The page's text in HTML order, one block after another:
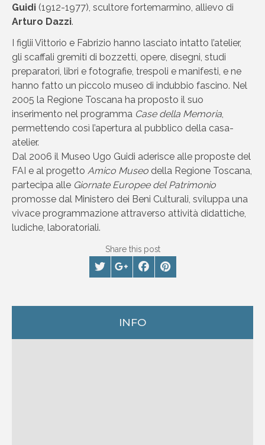
Guidi (1912-1977), scultore fortemarmino, allievo di
Arturo Dazzi.
I figlii Vittorio e Fabrizio hanno lasciato intatto l’atelier,
gli scaffali gremiti di bozzetti, opere, disegni, studi
preparatori, libri e fotografie, trespoli e manifesti, e ne
hanno fatto un piccolo museo di indubbio fascino. Nel
2005 la Regione Toscana ha proposto il suo
inserimento nel programma Case della Memoria,
permettendo così l’apertura al pubblico della casa-
atelier.
Dal 2006 il Museo Ugo Guidi aderisce alle proposte del
FAI e al progetto Amico Museo della Regione Toscana,
partecipa alle Giornate Europee del Patrimonio
promosse dal Ministero dei Beni Culturali, sviluppa una
vivace programmazione attraverso attività didattiche,
ludiche, laboratoriali.
Share this post
INFO